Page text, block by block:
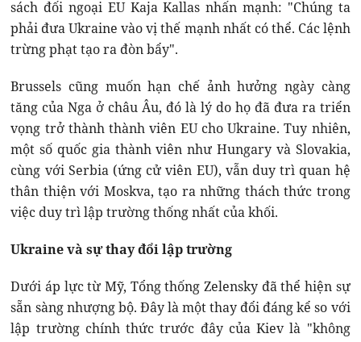
sách đối ngoại EU Kaja Kallas nhấn mạnh: "Chúng ta
phải đưa Ukraine vào vị thế mạnh nhất có thể. Các lệnh
trừng phạt tạo ra đòn bẩy".
Brussels cũng muốn hạn chế ảnh hưởng ngày càng
tăng của Nga ở châu Âu, đó là lý do họ đã đưa ra triển
vọng trở thành thành viên EU cho Ukraine. Tuy nhiên,
một số quốc gia thành viên như Hungary và Slovakia,
cùng với Serbia (ứng cử viên EU), vẫn duy trì quan hệ
thân thiện với Moskva, tạo ra những thách thức trong
việc duy trì lập trường thống nhất của khối.
Ukraine và sự thay đổi lập trường
Dưới áp lực từ Mỹ, Tổng thống Zelensky đã thể hiện sự
sẵn sàng nhượng bộ. Đây là một thay đổi đáng kể so với
lập trường chính thức trước đây của Kiev là "không